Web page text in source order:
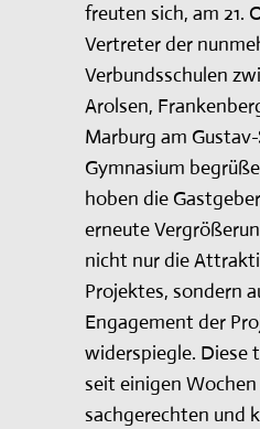
freuten sich, am 21.
Vertreter der
Verbundsschulen
Arolsen,
Marburg am
Gymnasium
hoben die
erneute
nicht nur die
Projektes, sondern
Engagement der
widerspiegle. Diese
seit einigen Wochen
sachgerechten und